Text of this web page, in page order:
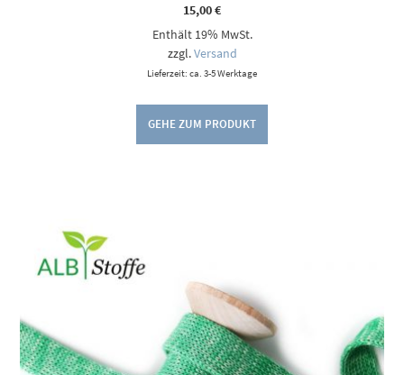
15,00€
Enthält 19% MwSt.
zzgl.Versand
Lieferzeit: ca. 3-5 Werktage
GEHE ZUM PRODUKT